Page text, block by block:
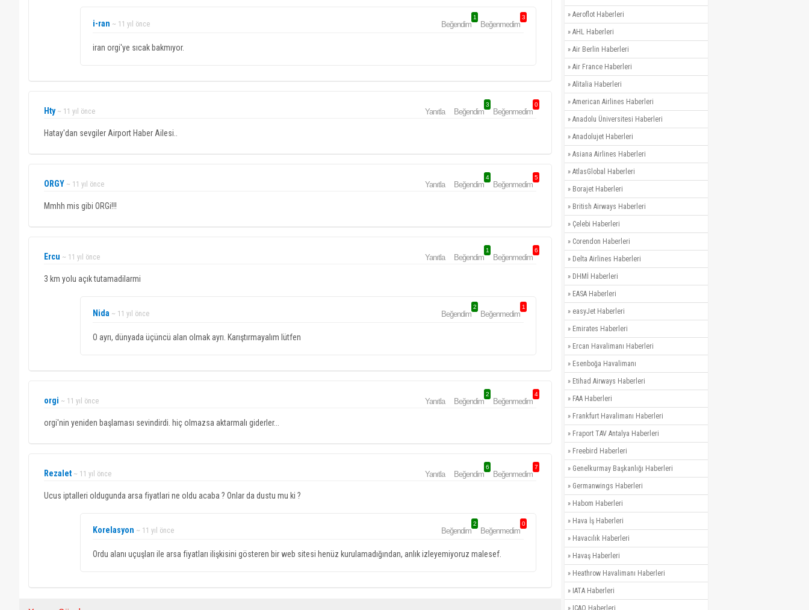
i-ran ~ 11 yıl önce Beğendim
1
Beğenmedim
3
iran orgi'ye sıcak bakmıyor.
Hty ~ 11 yıl önce Yanıtla Beğendim
3
Beğenmedim
0
Hatay'dan sevgiler Airport Haber Ailesi..
ORGY ~ 11 yıl önce Yanıtla Beğendim
4
Beğenmedim
5
Mmhh mis gibi ORGi!!!
Ercu ~ 11 yıl önce Yanıtla Beğendim
1
Beğenmedim
6
3 km yolu açık tutamadilarmi
Nida ~ 11 yıl önce Beğendim
2
Beğenmedim
1
O ayrı, dünyada üçüncü alan olmak ayrı. Karıştırmayalım lütfen
orgi ~ 11 yıl önce Yanıtla Beğendim
2
Beğenmedim
4
orgi'nin yeniden başlaması sevindirdi. hiç olmazsa aktarmalı giderler...
Rezalet ~ 11 yıl önce Yanıtla Beğendim
6
Beğenmedim
7
Ucus iptalleri oldugunda arsa fiyatlari ne oldu acaba ? Onlar da dustu mu ki ?
Korelasyon ~ 11 yıl önce Beğendim
2
Beğenmedim
0
Ordu alanı uçuşları ile arsa fiyatları ilişkisini gösteren bir web sitesi henüz kurulamadığından, anlık izleyemiyoruz malesef.
» Aeroflot Haberleri
» AHL Haberleri
» Air Berlin Haberleri
» Air France Haberleri
» Alitalia Haberleri
» American Airlines Haberleri
» Anadolu Üniversitesi Haberleri
» Anadolujet Haberleri
» Asiana Airlines Haberleri
» AtlasGlobal Haberleri
» Borajet Haberleri
» British Airways Haberleri
» Çelebi Haberleri
» Corendon Haberleri
» Delta Airlines Haberleri
» DHMİ Haberleri
» EASA Haberleri
» easyJet Haberleri
» Emirates Haberleri
» Ercan Havalimanı Haberleri
» Esenboğa Havalimanı
» Etihad Airways Haberleri
» FAA Haberleri
» Frankfurt Havalimanı Haberleri
» Fraport TAV Antalya Haberleri
» Freebird Haberleri
» Genelkurmay Başkanlığı Haberleri
» Germanwings Haberleri
» Habom Haberleri
» Hava İş Haberleri
» Havacılık Haberleri
» Havaş Haberleri
» Heathrow Havalimanı Haberleri
» IATA Haberleri